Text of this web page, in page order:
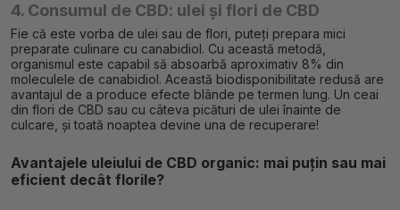
4. Consumul de CBD: ulei și flori de CBD
Fie că este vorba de ulei sau de flori, puteți prepara mici
preparate culinare cu canabidiol. Cu această metodă,
organismul este capabil să absoarbă aproximativ 8% din
moleculele de canabidiol. Această biodisponibilitate redusă are
avantajul de a produce efecte blânde pe termen lung. Un ceai
din flori de CBD sau cu câteva picături de ulei înainte de
culcare, și toată noaptea devine una de recuperare!
Avantajele uleiului de CBD organic: mai puțin sau mai
eficient decât florile?